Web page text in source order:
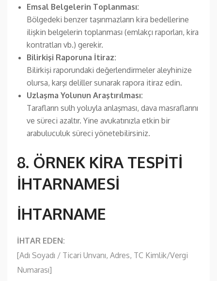
Emsal Belgelerin Toplanması:
Bölgedeki benzer taşınmazların kira bedellerine
ilişkin belgelerin toplanması (emlakçı raporları, kira
kontratları vb.) gerekir.
Bilirkişi Raporuna İtiraz:
Bilirkişi raporundaki değerlendirmeler aleyhinize
olursa, karşı deliller sunarak rapora itiraz edin.
Uzlaşma Yolunun Araştırılması:
Tarafların sulh yoluyla anlaşması, dava masraflarını
ve süreci azaltır. Yine avukatınızla etkin bir
arabuluculuk süreci yönetebilirsiniz.
8. ÖRNEK KİRA TESPİTİ
İHTARNAMESİ
İHTARNAME
İHTAR EDEN:
[Adı Soyadı / Ticari Unvanı, Adres, TC Kimlik/Vergi
Numarası]